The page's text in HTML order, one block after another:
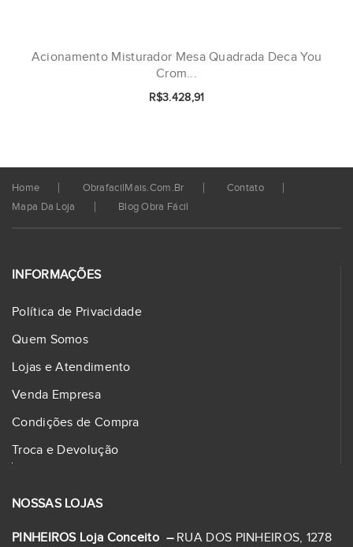
Acionamento Misturador Mesa Quadrada Deca You
Crom...
R$3.428,91
Home ObrafacilMais.com.br
Contato
Mapa Da Loja
Blog Obra Fácil
INFORMAÇÕES
Política de Privacidade
Quem Somos
Lojas e Atendimento
Venda Empresa
Condições de Compra
Troca e Devolução
NOSSAS LOJAS
PINHEIROS Loja Conceito – RUA DOS PINHEIROS, 1278